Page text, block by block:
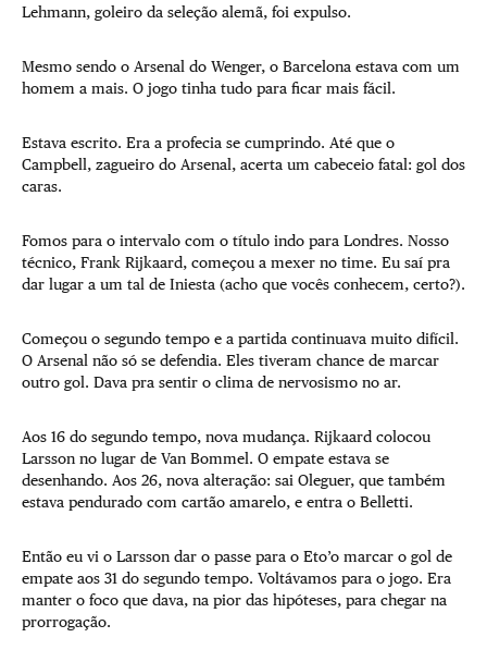
Lehmann, goleiro da seleção alemã, foi expulso.
Mesmo sendo o Arsenal do Wenger, o Barcelona estava com um
homem a mais. O jogo tinha tudo para ficar mais fácil.
Estava escrito. Era a profecia se cumprindo. Até que o
Campbell, zagueiro do Arsenal, acerta um cabeceio fatal: gol dos
caras.
Fomos para o intervalo com o título indo para Londres. Nosso
técnico, Frank Rijkaard, começou a mexer no time. Eu saí pra
dar lugar a um tal de Iniesta (acho que vocês conhecem, certo?).
Começou o segundo tempo e a partida continuava muito difícil.
O Arsenal não só se defendia. Eles tiveram chance de marcar
outro gol. Dava pra sentir o clima de nervosismo no ar.
Aos 16 do segundo tempo, nova mudança. Rijkaard colocou
Larsson no lugar de Van Bommel. O empate estava se
desenhando. Aos 26, nova alteração: sai Oleguer, que também
estava pendurado com cartão amarelo, e entra o Belletti.
Então eu vi o Larsson dar o passe para o Eto’o marcar o gol de
empate aos 31 do segundo tempo. Voltávamos para o jogo. Era
manter o foco que dava, na pior das hipóteses, para chegar na
prorrogação.